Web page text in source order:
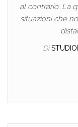
al contrario. La
situazioni che
Di